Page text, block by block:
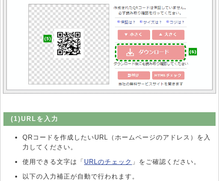
(1)URLを入力
QRコードを作成したいURL（ホームページのアドレス）を入
力してください。
使用できる文字は「 URLのチェック 」をご確認ください。
以下の入力補正が自動で行われます。